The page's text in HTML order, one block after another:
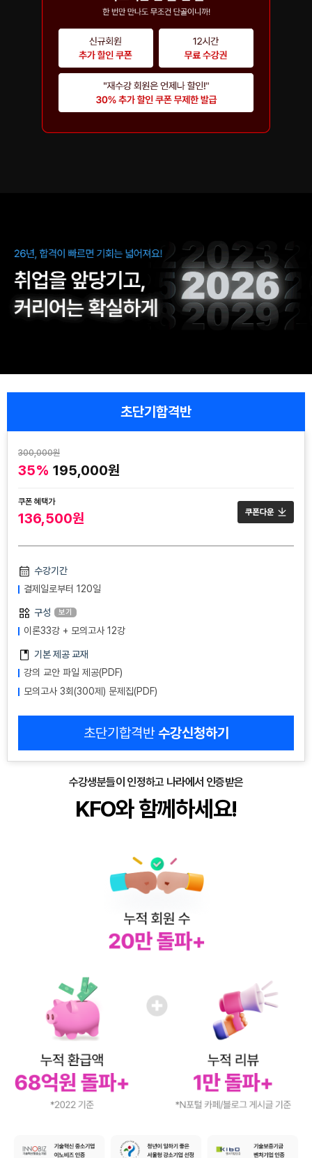
초단기합격반
300,000원
35% 195,000원
쿠폰 혜택가
136,500원
수강기간
결제일로부터 120일
구성 보기
이론33강 + 모의고사 12강
기본 제공 교재
강의 교안 파일 제공(PDF)
모의고사 3회(300제) 문제집(PDF)
초단기합격반수강신청하기
수강생분들이 인정하고 나라에서 인증받은
KFO와 함께하세요!